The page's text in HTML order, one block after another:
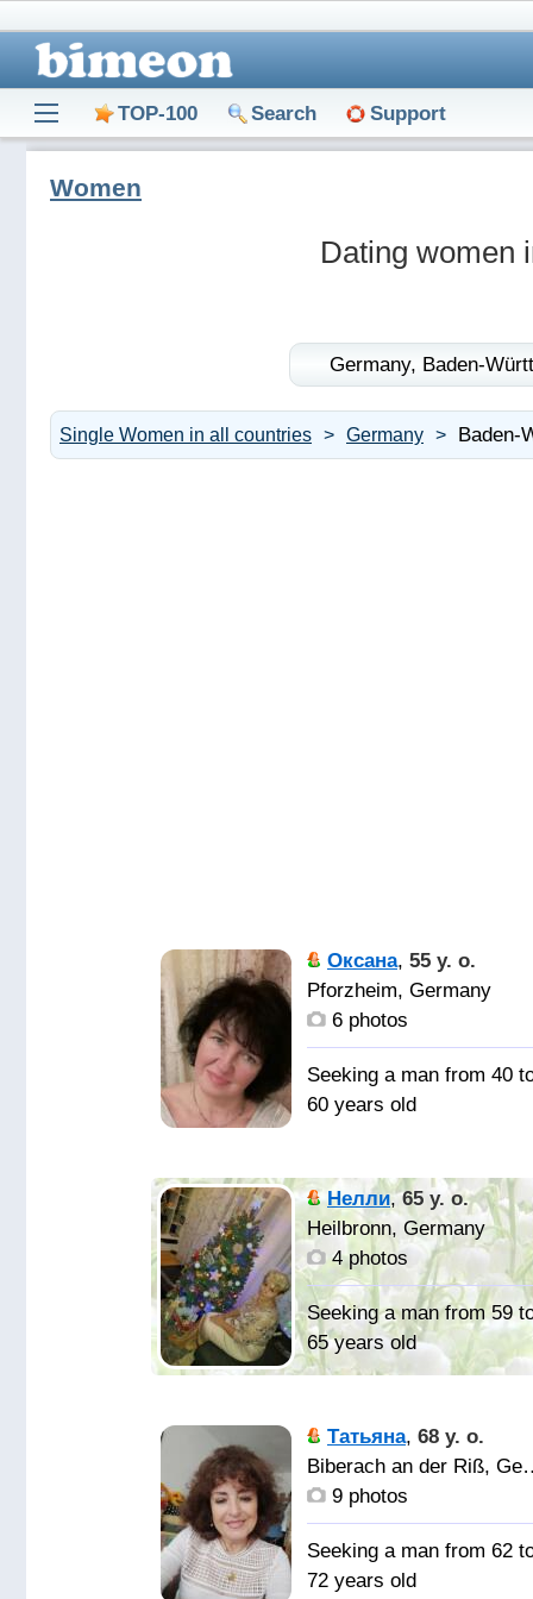
TOP-100 Search Support
Dating women
Women
Germany, Baden-
Single Women in all countries Germany Baden-
Оксана, 55 y. o.
Pforzheim, Germany
6 photos
Seeking a man from 40
60 years old
спокойная очень люблю
дом и семью
Душевного
искреннего мужчину.
любви и жизни.
Нелли,65 y. o.
Heilbronn, Germany
4 photos
Seeking a man from 59
65 years old
которой "всё хорошо" И
даже тогда, когда боль
разъедает. И хочется
плечо, Но только вот
рядом плеча не бывает.
Татьяна, 68 y. o.
Biberach
9 photos
Seeking a man from 62
72 years old